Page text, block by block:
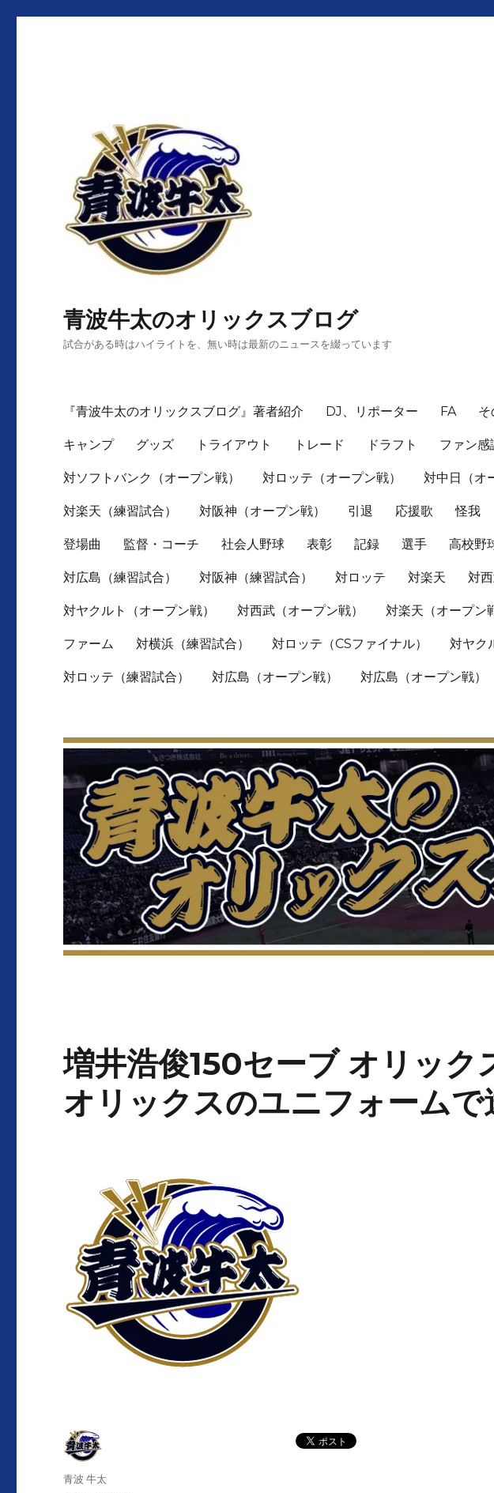
青波牛太のオリックスブログ
試合がある時はハイライトを、無い時は最新のニュースを綴っています
『青波牛太のオリックスブログ』著者紹介 DJ、リポーター FA そ
キャンプ グッズ トライアウト トレード ドラフト ファン感
対ソフトバンク（オープン戦） 対ロッテ（オープン戦） 対中日（オ
対楽天（練習試合） 対阪神（オープン戦） 引退 応援歌 怪我
登場曲 監督・コーチ 社会人野球 表彰 記録 選手 高校野
対広島（練習試合） 対阪神（練習試合） 対ロッテ 対楽天 対
対ヤクルト（オープン戦） 対西武（オープン戦） 対楽天（オープン
ファーム 対横浜（練習試合） 対ロッテ（CSファイナル） 対ヤク
対ロッテ（練習試合） 対広島（オープン戦） 対広島（オープン戦）
増井浩俊150セーブ オリック
オリックスのユニフォームで
投
青波 牛太